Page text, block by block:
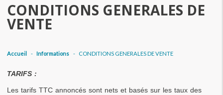
CONDITIONS GENERALES DE
VENTE
Accueil - Informations - CONDITIONS GENERALES DE VENTE
TARIFS :
Les tarifs TTC annoncés sont nets et basés sur les taux des